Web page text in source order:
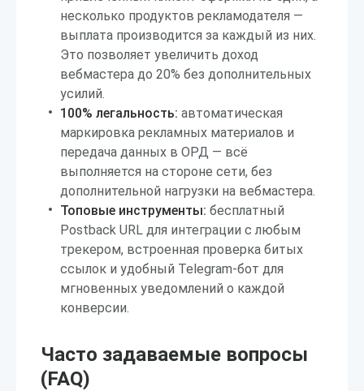
несколько продуктов рекламодателя —
выплата производится за каждый из них.
Это позволяет увеличить доход
вебмастера до 20% без дополнительных
усилий.
100% легальность: автоматическая
маркировка рекламных материалов и
передача данных в ОРД — всё
выполняется на стороне сети, без
дополнительной нагрузки на вебмастера.
Топовые инструменты: бесплатный
Postback URL для интеграции с любым
трекером, встроенная проверка битых
ссылок и удобный Telegram-бот для
мгновенных уведомлений о каждой
конверсии.
Часто задаваемые вопросы
(FAQ)